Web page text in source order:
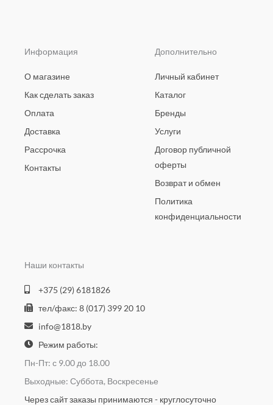
Информация
О магазине
Как сделать заказ
Оплата
Доставка
Рассрочка
Контакты
Дополнительно
Личный кабинет
Каталог
Бренды
Услуги
Договор публичной
оферты
Возврат и обмен
Политика
конфиденциальности
Наши контакты
+375 (29) 6181826
тел/факс: 8 (017) 399 20 10
info@1818.by
Режим работы:
Пн-Пт: с 9.00 до 18.00
Выходные: Суббота, Воскресенье
Через сайт заказы принимаются - круглосуточно